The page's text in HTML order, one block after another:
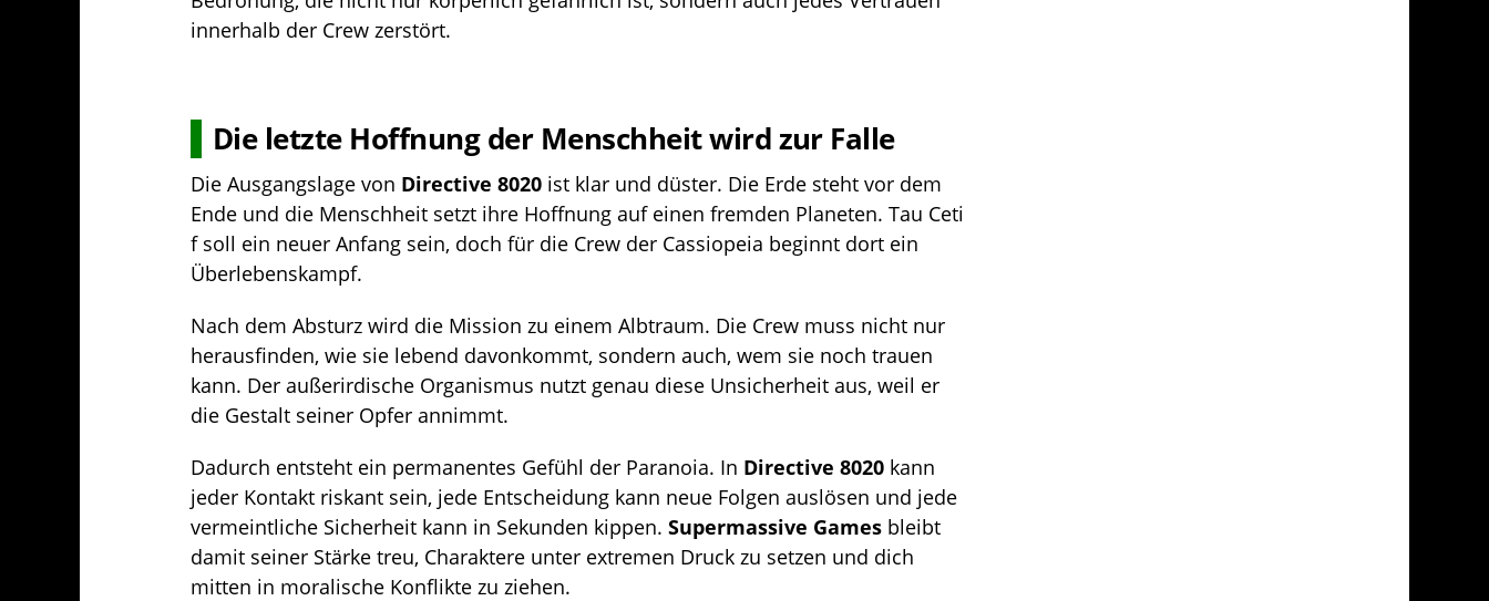
innerhalb der Crew zerstört.
Die letzte Hoffnung der Menschheit wird zur Falle
Die Ausgangslage von Directive 8020 ist klar und düster. Die Erde steht vor dem
Ende und die Menschheit setzt ihre Hoffnung auf einen fremden Planeten. Tau Ceti
f soll ein neuer Anfang sein, doch für die Crew der Cassiopeia beginnt dort ein
Überlebenskampf.
Nach dem Absturz wird die Mission zu einem Albtraum. Die Crew muss nicht nur
herausfinden, wie sie lebend davonkommt, sondern auch, wem sie noch trauen
kann. Der außerirdische Organismus nutzt genau diese Unsicherheit aus, weil er
die Gestalt seiner Opfer annimmt.
Dadurch entsteht ein permanentes Gefühl der Paranoia. In Directive 8020 kann
jeder Kontakt riskant sein, jede Entscheidung kann neue Folgen auslösen und jede
vermeintliche Sicherheit kann in Sekunden kippen. Supermassive Games bleibt
damit seiner Stärke treu, Charaktere unter extremen Druck zu setzen und dich
mitten in moralische Konflikte zu ziehen.